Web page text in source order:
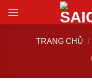
đến
TRANG CHỦ /